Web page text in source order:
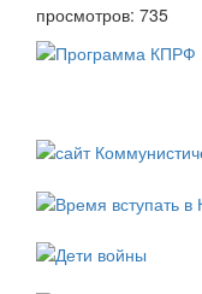
просмотров: 735